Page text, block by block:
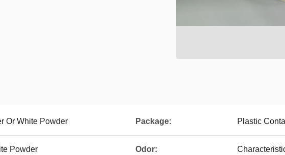
Or White Powder Package: Plastic
Powder Odor: